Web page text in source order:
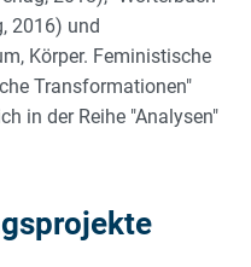
2016) und
Körper. Feministische
Transformationen"
in der Reihe "Analysen"